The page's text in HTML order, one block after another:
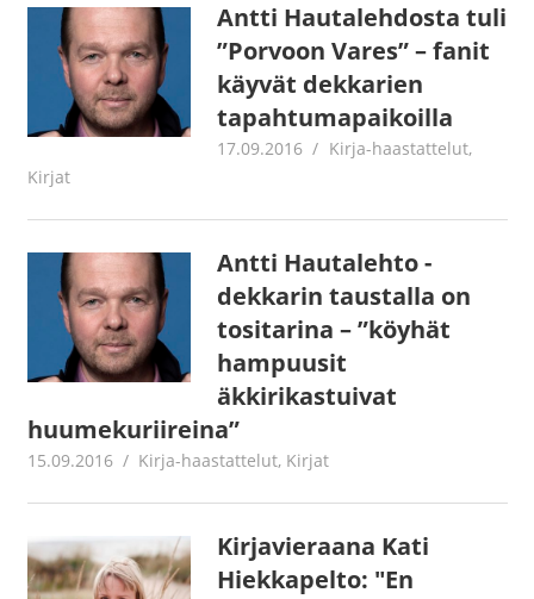
Antti Hautalehdosta tuli
”Porvoon Vares” – fanit
käyvät dekkarien
tapahtumapaikoilla
17.09.2016 Jouni Hirn
Kirja-haastattelut,
Kirjat
Antti Hautalehto -
dekkarin taustalla on
tositarina – ”köyhät
hampuusit
äkkirikastuivat
huumekuriireina”
15.09.2016 Jouni Hirn
Kirja-haastattelut, Kirjat
Kirjavieraana Kati
Hiekkapelto: "En